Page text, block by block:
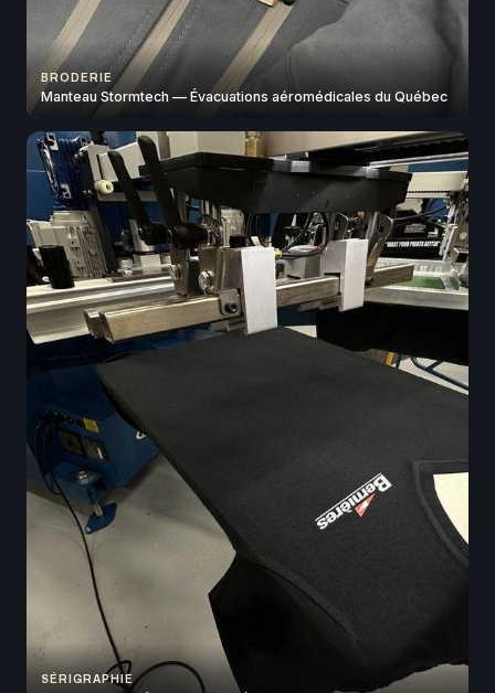
BRODERIE
Manteau Stormtech — Évacuations aéromédicales du Québec
SÉRIGRAPHIE